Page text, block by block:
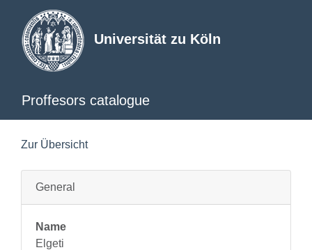
Universität zu Köln
Proffesors catalogue
Zur Übersicht
General
Name
Elgeti